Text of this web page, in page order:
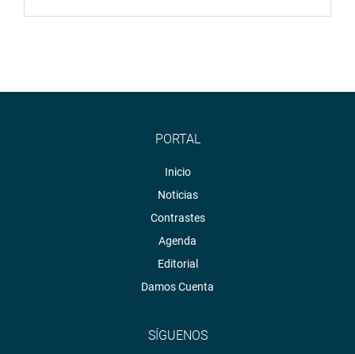
PORTAL
Inicio
Noticias
Contrastes
Agenda
Editorial
Damos Cuenta
SÍGUENOS